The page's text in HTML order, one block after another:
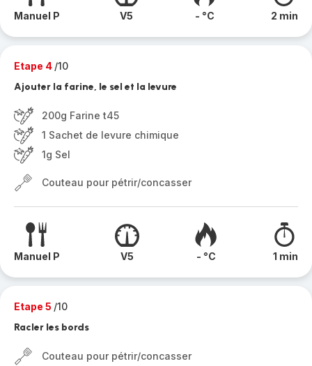
Manuel P V5 - °C 2 min
Etape 4 /10
Ajouter la farine, le sel et la levure
200g Farine t45
1 Sachet de levure chimique
1g Sel
Couteau pour pétrir/concasser
Manuel P V5 - °C 1 min
Etape 5 /10
Racler les bords
Couteau pour pétrir/concasser